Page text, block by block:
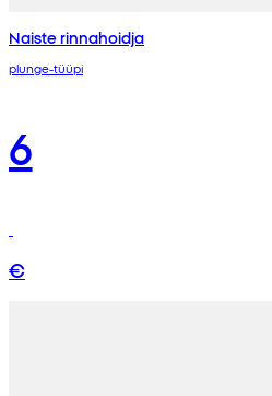
Naiste rinnahoidja
plunge-tüüpi
6
€